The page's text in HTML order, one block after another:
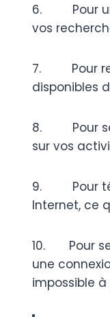
6. Pour une
vos
7. Pour
disponibles
8. Pour se
sur vos
9. Pour
Internet, ce
10. Pour se
une
impossible